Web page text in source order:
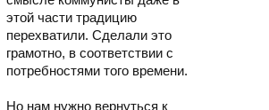
этой части традицию
перехватили. Сделали это
грамотно, в соответствии с
потребностями того времени.
Но нам нужно вернуться к